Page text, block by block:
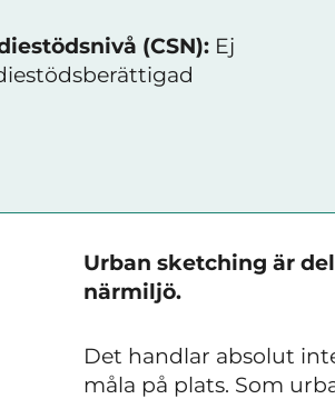
(CSN): Ej
Urban sketching är
närmiljö.
Det handlar absolut
måla på plats. Som